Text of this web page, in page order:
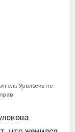
Уральска не